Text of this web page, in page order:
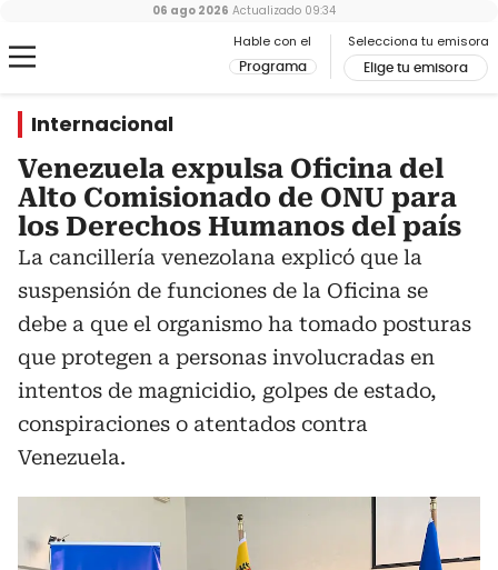
Hable con el
Programa
Selecciona tu emisora
Elige tu emisora
06 ago 2026 Actualizado 09:34
Internacional
Venezuela expulsa Oficina del
Alto Comisionado de ONU para
los Derechos Humanos del país
La cancillería venezolana explicó que la
suspensión de funciones de la Oficina se
debe a que el organismo ha tomado posturas
que protegen a personas involucradas en
intentos de magnicidio, golpes de estado,
conspiraciones o atentados contra
Venezuela.